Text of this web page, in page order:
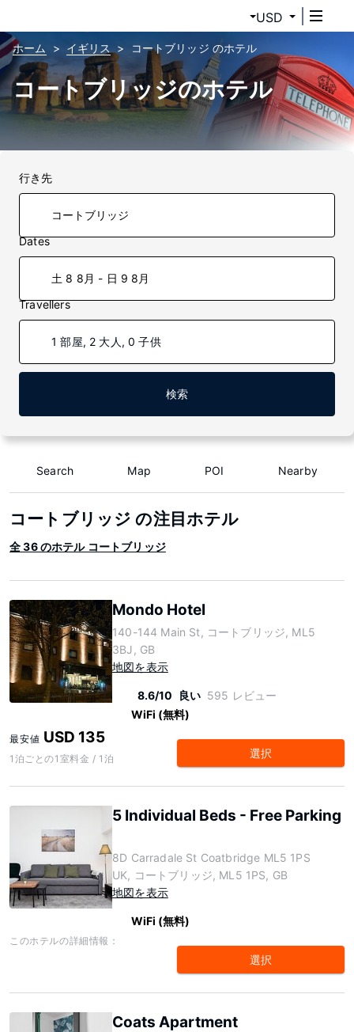
USD
ホーム イギリス コートブリッジ のホテル
コートブリッジのホテル
行き先
Dates
土 8 8月 - 日 9 8月
Travellers
1 部屋, 2 大人, 0 子供
検索
Search Map POI Nearby
コートブリッジ の注目ホテル
全 36 のホテル コートブリッジ
Mondo Hotel
140-144 Main St, コートブリッジ, ML5
3BJ, GB
地図を表示
8.6/10 良い 595 レビュー
WiFi (無料)
最安値 USD 135
1泊ごとの1室料金 / 1泊 選択
5 Individual Beds - Free Parking
8D Carradale St Coatbridge ML5 1PS
UK, コートブリッジ, ML5 1PS, GB
地図を表示
WiFi (無料)
このホテルの詳細情報：
選択
Coats Apartment